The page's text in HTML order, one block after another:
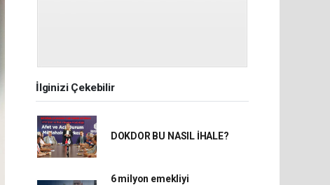
İlginizi Çekebilir
DOKDOR BU NASIL İHALE?
6 milyon emekliyi